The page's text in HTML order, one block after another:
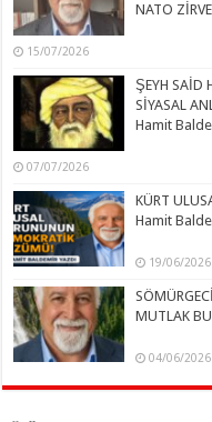
NATO
15/07/2026
ŞEYH SAİD
SİYASAL
Hamit
07/07/2026
KÜRT
Hamit
19/06/2026
MUTLAK
04/06/2026